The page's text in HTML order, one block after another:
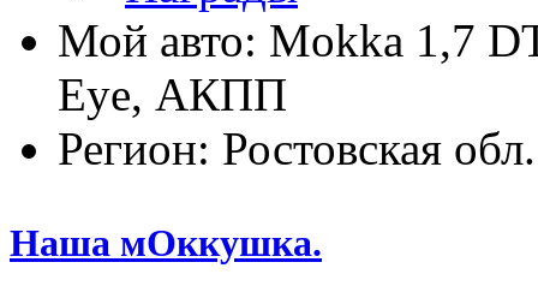
Мой авто: Mokka 1,7
Eye, АКПП
Регион: Ростовская обл.
Наша мОккушка.